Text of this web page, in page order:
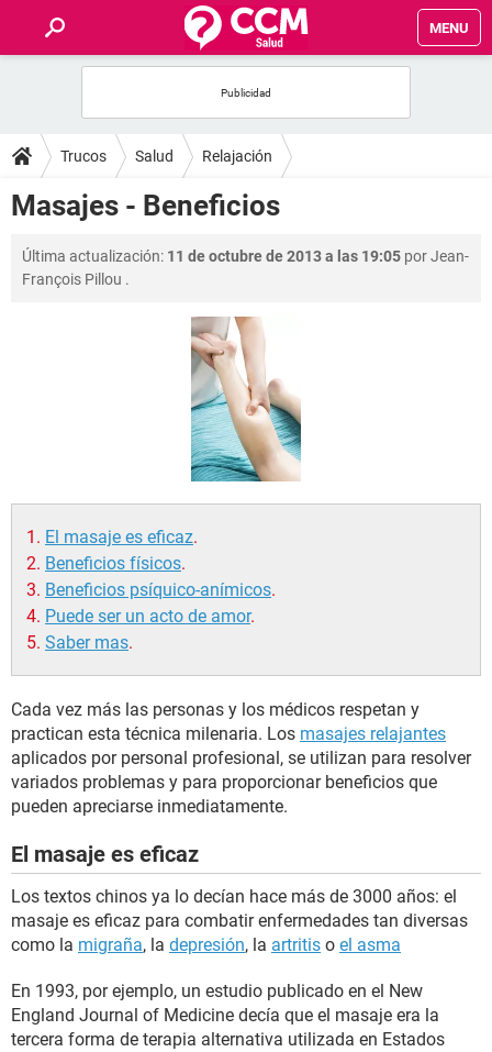
MENU
FOROS
SALUD
FAMILIA
Trucos Salud Relajación
Masajes - Beneficios
Última actualización: 11 de octubre de 2013 a las 19:05 porJean-
François Pillou .
El masaje es eficaz.
Beneficios físicos.
Beneficios psíquico-anímicos.
Puede ser un acto de amor.
Saber mas.
Cada vez más las personas y los médicos respetan y
practican esta técnica milenaria. Los masajes relajantes
aplicados por personal profesional, se utilizan para resolver
variados problemas y para proporcionar beneficios que
pueden apreciarse inmediatamente.
El masaje es eficaz
Los textos chinos ya lo decían hace más de 3000 años: el
masaje es eficaz para combatir enfermedades tan diversas
como la migraña, la depresión, la artritis o el asma
En 1993, por ejemplo, un estudio publicado en el New
England Journal of Medicine decía que el masaje era la
tercera forma de terapia alternativa utilizada en Estados